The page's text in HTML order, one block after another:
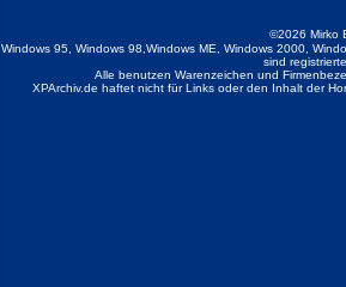
©2026 Mirko
Windows 95, Windows 98,Windows ME, Windows 2000,
sind
Alle benutzen Warenzeichen und
XPArchiv.de haftet nicht für Links oder den Inhalt der